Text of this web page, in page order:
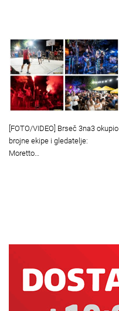
[FOTO/VIDEO] Brseč 3na3 okupio
brojne ekipe i gledatelje:
Moretto…